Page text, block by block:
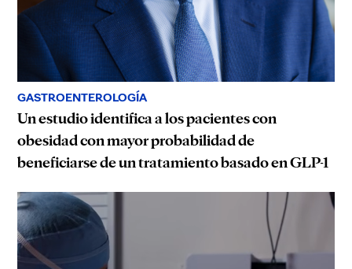
GASTROENTEROLOGÍA
Un estudio identifica a los pacientes con
obesidad con mayor probabilidad de
beneficiarse de un tratamiento basado en GLP-1